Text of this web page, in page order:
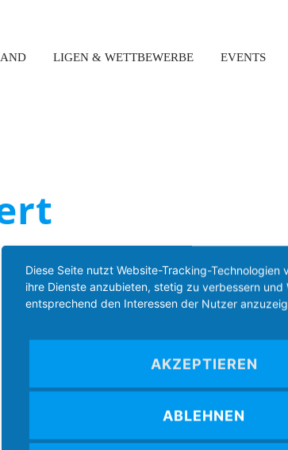
LIGEN & WETTBEWERBE EVENTS
Kontakt
86462 Langweid am Lech
Diese Seite nutzt Website-Tracking-Technologien
ihre Dienste anzubieten, stetig zu verbessern und
entsprechend den Interessen der Nutzer
AKZEPTIEREN
ABLEHNEN